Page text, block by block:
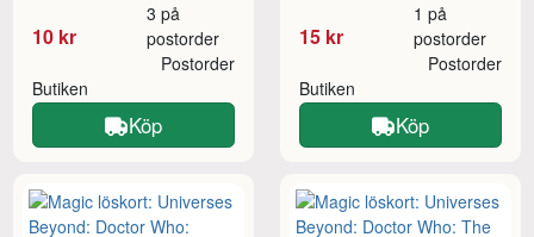
10 kr
3 på
postorder
Butiken
Postorder
Köp
15 kr
1 på
postorder
Butiken
Postorder
Köp